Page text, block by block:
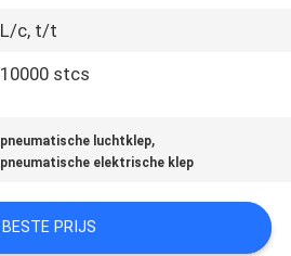
L/c, t/t
10000 stcs
pneumatische luchtklep,
pneumatische elektrische klep
BESTE PRIJS